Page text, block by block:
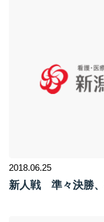
2018.06.25
新人戦 準々決勝